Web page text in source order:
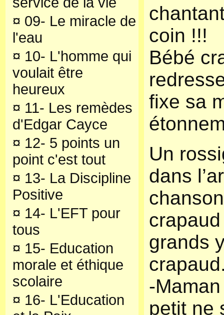
¤ 09- Le miracle de
l'eau
¤ 10- L'homme qui
voulait être
heureux
¤ 11- Les remèdes
d'Edgar Cayce
¤ 12- 5 points un
point c'est tout
¤ 13- La Discipline
Positive
¤ 14- L'EFT pour
tous
¤ 15- Education
morale et éthique
scolaire
¤ 16- L'Education
coin !!!
Bébé
fixe sa
Un
dans
grands
-
petit ne